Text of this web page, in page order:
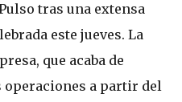
tras una extensa
este jueves. La
que acaba de
operaciones a partir del